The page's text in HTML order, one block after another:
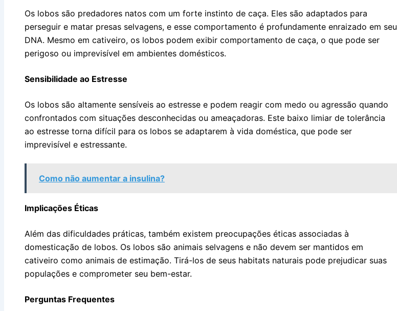
Os lobos são predadores natos com um forte instinto de caça. Eles são adaptados para
perseguir e matar presas selvagens, e esse comportamento é profundamente enraizado em seu
DNA. Mesmo em cativeiro, os lobos podem exibir comportamento de caça, o que pode ser
perigoso ou imprevisível em ambientes domésticos.
Sensibilidade ao Estresse
Os lobos são altamente sensíveis ao estresse e podem reagir com medo ou agressão quando
confrontados com situações desconhecidas ou ameaçadoras. Este baixo limiar de tolerância
ao estresse torna difícil para os lobos se adaptarem à vida doméstica, que pode ser
imprevisível e estressante.
Como não aumentar a insulina?
Implicações Éticas
Além das dificuldades práticas, também existem preocupações éticas associadas à
domesticação de lobos. Os lobos são animais selvagens e não devem ser mantidos em
cativeiro como animais de estimação. Tirá-los de seus habitats naturais pode prejudicar suas
populações e comprometer seu bem-estar.
Perguntas Frequentes